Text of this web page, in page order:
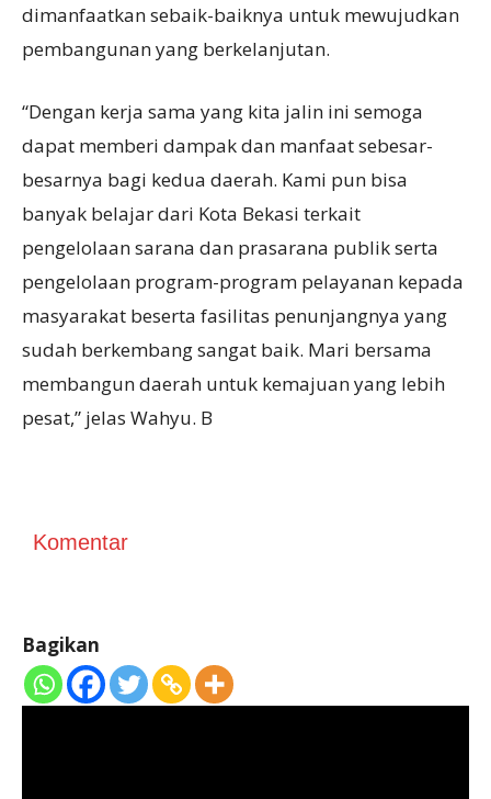
dimanfaatkan sebaik-baiknya untuk mewujudkan
pembangunan yang berkelanjutan.
“Dengan kerja sama yang kita jalin ini semoga
dapat memberi dampak dan manfaat sebesar-
besarnya bagi kedua daerah. Kami pun bisa
banyak belajar dari Kota Bekasi terkait
pengelolaan sarana dan prasarana publik serta
pengelolaan program-program pelayanan kepada
masyarakat beserta fasilitas penunjangnya yang
sudah berkembang sangat baik. Mari bersama
membangun daerah untuk kemajuan yang lebih
pesat,” jelas Wahyu. B
Komentar
Bagikan